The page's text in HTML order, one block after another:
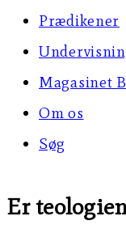
Prædikener
Magasinet
Om os
Søg
Er